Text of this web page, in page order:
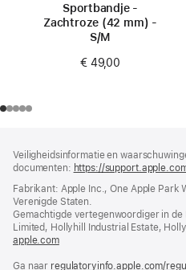
Sportbandje -
Zachtroze (42 mm) -
S/M
€ 49,00
Veiligheidsinformatie en
documenten: https://
Fabrikant: Apple Inc., One Apple Park
Verenigde Staten.
Gemachtigde vertegenwoordiger in de
Limited, Hollyhill Industrial Estate,
apple.com(wordt
nieuw
Ga naar regulatoryinfo.apple.com/